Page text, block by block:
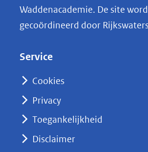
k
e
nieuw
Waddenacademie. De site
gecoördineerd door
Service
Cookies
Privacy
Toegankelijkheid
Disclaimer